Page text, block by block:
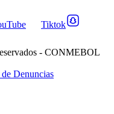
Tiktok
- CONMEBOL
Denuncias